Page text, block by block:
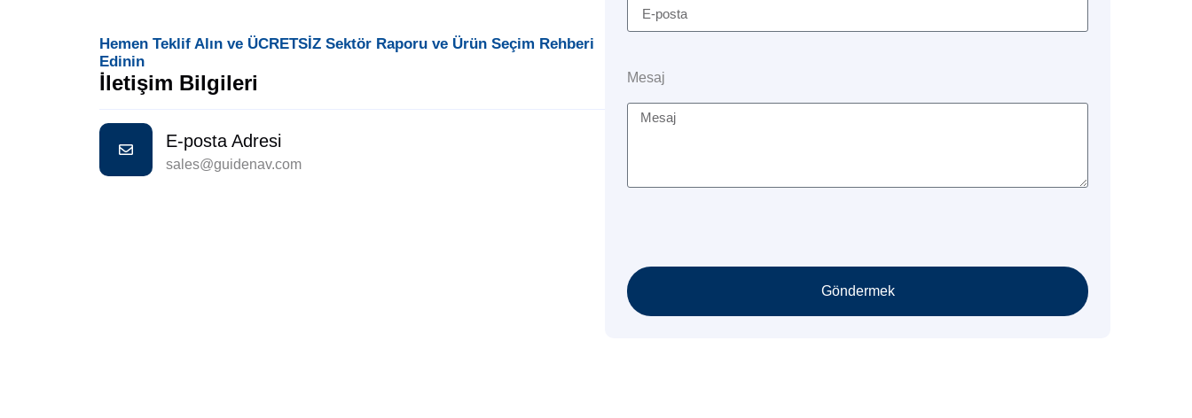
Hemen Teklif Alın ve ÜCRETSİZ Sektör Raporu ve Ürün Seçim Rehberi
Edinin
İletişim Bilgileri
E-posta Adresi
sales@guidenav.com
Mesaj
Göndermek